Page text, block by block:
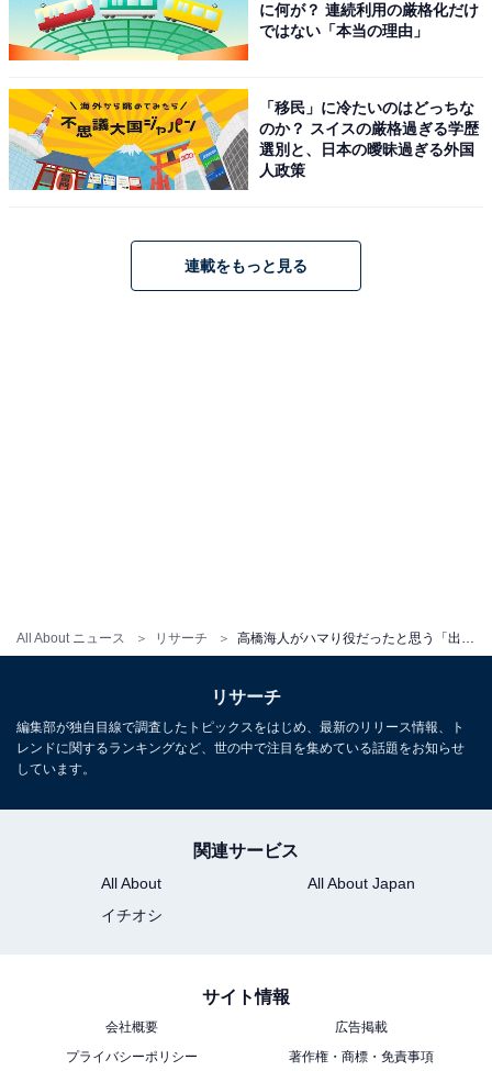
All About ニュース リサーチ
数多く登場した漫才シーンも完璧に演じ、役作りのうま
回答者からは、「かなりハマってました話し方も同じだ
った」（30代女性／埼玉県）、「髙橋海人の繊細で内省
的な雰囲気が、若林正恭という人物像に驚くほど噛み合
えない、本当にハマり役すぎる」（30代男性／福岡県）
などの意見が寄せられました。
次ページ
10位までの全ランキング結果を見
に何が？ 連続利用の厳格化だけ
ではない「本当の理由」
「移民」に冷たいのはどっちな
のか？ スイスの厳格過ぎる学歴
選別と、日本の曖昧過ぎる外国
人政策
連載をもっと見る
リサーチ
編集部が独自目線で調査したトピックスをはじめ、最新のリリース情報、ト
レンドに関するランキングなど、世の中で注目を集めている話題をお知らせ
しています。
関連サービス
All About
All About Japan
イチオシ
サイト情報
会社概要
広告掲載
プライバシーポリシー
著作権・商標・免責事項